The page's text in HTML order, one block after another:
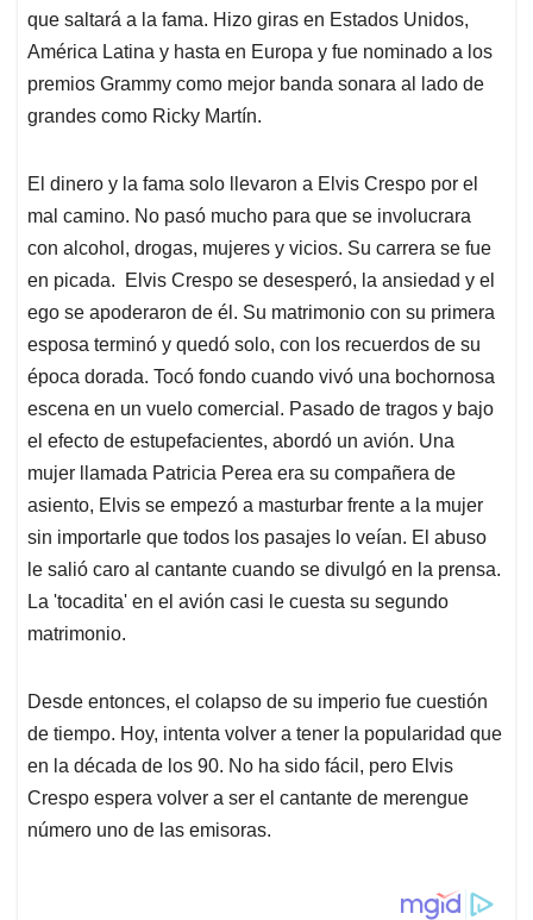
que saltará a la fama. Hizo giras en Estados Unidos,
América Latina y hasta en Europa y fue nominado a los
premios Grammy como mejor banda sonara al lado de
grandes como Ricky Martín.
El dinero y la fama solo llevaron a Elvis Crespo por el
mal camino. No pasó mucho para que se involucrara
con alcohol, drogas, mujeres y vicios. Su carrera se fue
en picada. Elvis Crespo se desesperó, la ansiedad y el
ego se apoderaron de él. Su matrimonio con su primera
esposa terminó y quedó solo, con los recuerdos de su
época dorada. Tocó fondo cuando vivó una bochornosa
escena en un vuelo comercial. Pasado de tragos y bajo
el efecto de estupefacientes, abordó un avión. Una
mujer llamada Patricia Perea era su compañera de
asiento, Elvis se empezó a masturbar frente a la mujer
sin importarle que todos los pasajes lo veían. El abuso
le salió caro al cantante cuando se divulgó en la prensa.
La 'tocadita' en el avión casi le cuesta su segundo
matrimonio.
Desde entonces, el colapso de su imperio fue cuestión
de tiempo. Hoy, intenta volver a tener la popularidad que
en la década de los 90. No ha sido fácil, pero Elvis
Crespo espera volver a ser el cantante de merengue
número uno de las emisoras.